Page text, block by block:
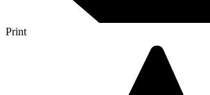
Print